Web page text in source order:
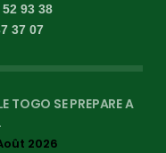
93 38
37 07
TOGO SE PREPARE A
2026